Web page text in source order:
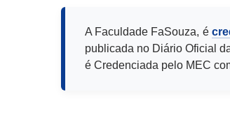
A Faculdade FaSouza, é
publicada no Diário Oficial
é Credenciada pelo MEC